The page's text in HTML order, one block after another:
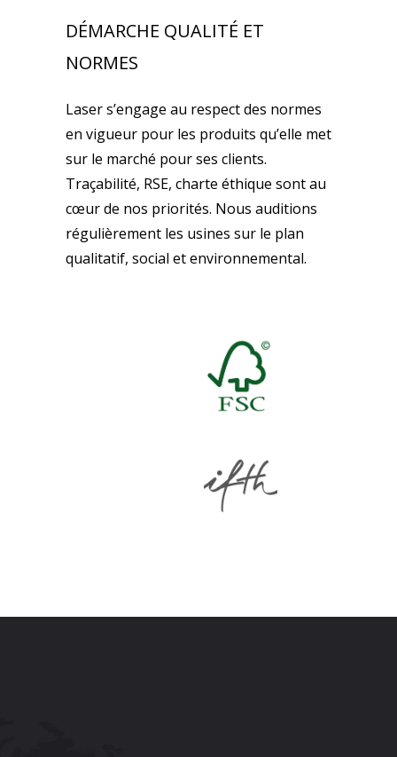
DÉMARCHE QUALITÉ ET
NORMES
Laser s’engage au respect des normes
en vigueur pour les produits qu’elle met
sur le marché pour ses clients.
Traçabilité, RSE, charte éthique sont au
cœur de nos priorités. Nous auditions
régulièrement les usines sur le plan
qualitatif, social et environnemental.